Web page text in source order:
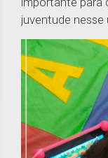
juventude nesse